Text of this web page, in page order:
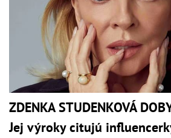
ZDENKA STUDENKOVÁ
Jej výroky citujú